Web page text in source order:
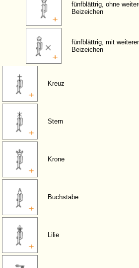
fünfblättrig, ohne
Beizeichen
fünfblättrig, mit
Beizeichen
Kreuz
Stern
Krone
Buchstabe
Lilie